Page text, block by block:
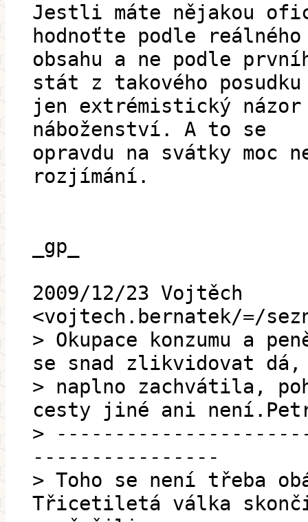
Jestli máte nějakou
hodnoťte podle reálného
obsahu a ne podle
stát z takového posudku
jen extrémistický
náboženství. A to se
opravdu na svátky moc
rozjímání.
_gp_
2009/12/23 Vojtěch
<vojtech.bernatek/=/
> Okupace konzumu a
se snad zlikvidovat dá,
> naplno zachvátila,
cesty jiné ani
>
----------------
> Toho se není třeba
Třicetiletá válka